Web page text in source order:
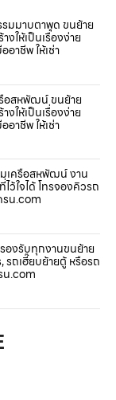
มมาบตาพุด ขนย้าย
งให้เป็นเรื่องง่าย
าชีพ ให้เช่า
อสหพัฒน์ ขนย้าย
งให้เป็นเรื่องง่าย
าชีพ ให้เช่า
เครือสหพัฒน์ งาน
ว้ใจได้ โทรจองคิวรถ
รน.com
องรับทุกงานขนย้าย
รถเฮี๊ยบย้ายตู้ หรือรถ
น.com